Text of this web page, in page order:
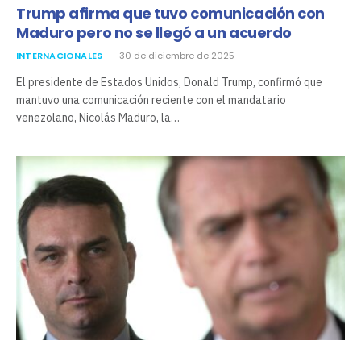
Trump afirma que tuvo comunicación con
Maduro pero no se llegó a un acuerdo
INTERNACIONALES 30 de diciembre de 2025
El presidente de Estados Unidos, Donald Trump, confirmó que
mantuvo una comunicación reciente con el mandatario
venezolano, Nicolás Maduro, la…